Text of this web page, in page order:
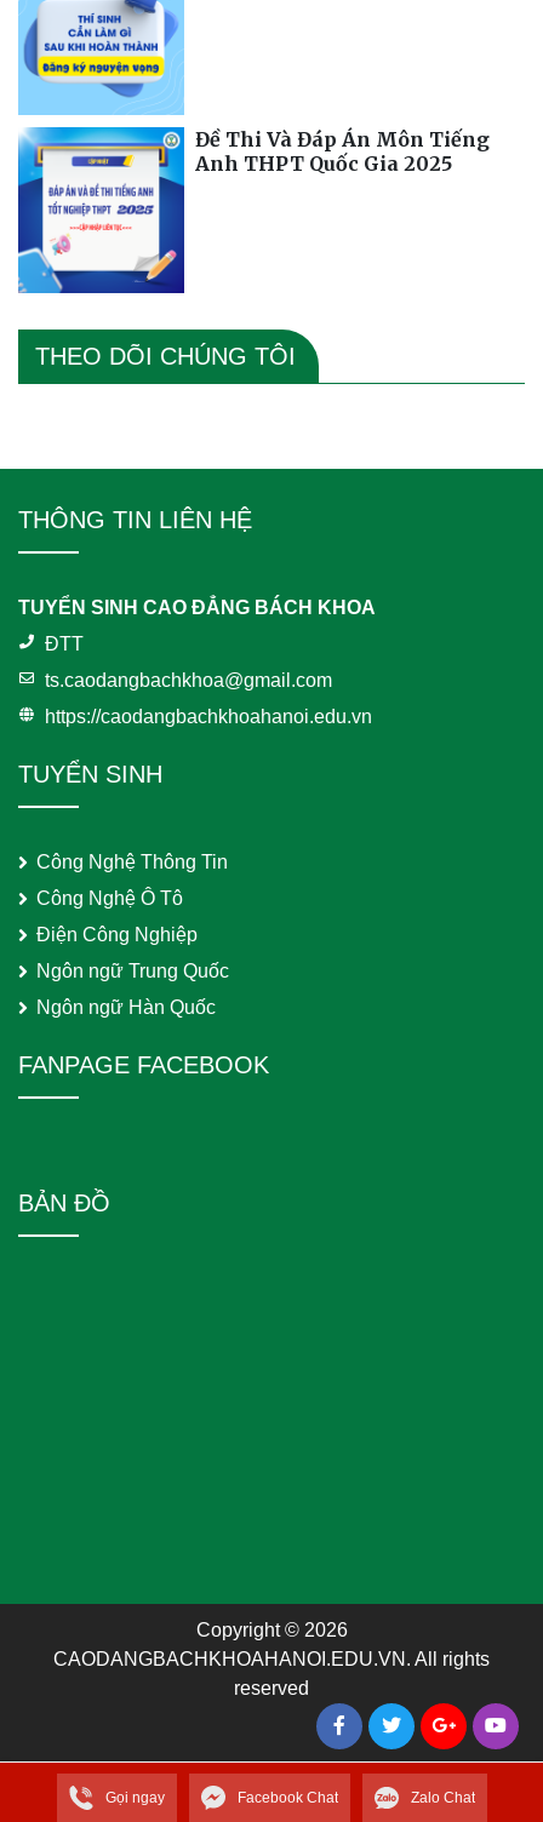
Đề Thi Và Đáp Án Môn Tiếng
Anh THPT Quốc Gia 2025
THEO DÕI CHÚNG TÔI
THÔNG TIN LIÊN HỆ
TUYỂN SINH CAO ĐẲNG BÁCH KHOA
ĐTT
ts.caodangbachkhoa@gmail.com
https://caodangbachkhoahanoi.edu.vn
TUYỂN SINH
Công Nghệ Thông Tin
Công Nghệ Ô Tô
Điện Công Nghiệp
Ngôn ngữ Trung Quốc
Ngôn ngữ Hàn Quốc
FANPAGE FACEBOOK
BẢN ĐỒ
Copyright © 2026
CAODANGBACHKHOAHANOI.EDU.VN. All rights
reserved
Gọi ngay Facebook Chat Zalo Chat